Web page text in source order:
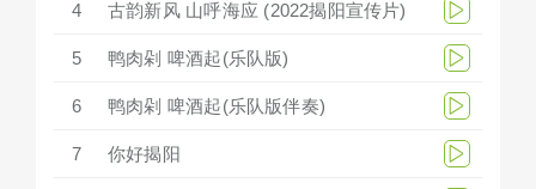
4 古韵新风 山呼海应 (2022揭阳宣传片)
5 鸭肉剁 啤酒起(乐队版)
6 鸭肉剁 啤酒起(乐队版伴奏)
7 你好揭阳